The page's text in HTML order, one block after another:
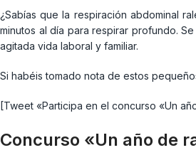
¿Sabías que la respiración abdominal
minutos al día para respirar profundo.
agitada vida laboral y familiar.
Si habéis tomado nota de estos
[Tweet «Participa en el concurso «Un
Concurso «Un año de